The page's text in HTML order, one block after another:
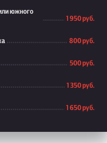
южного
1 950 руб.
800 руб.
500 руб.
1 350 руб.
1 650 руб.